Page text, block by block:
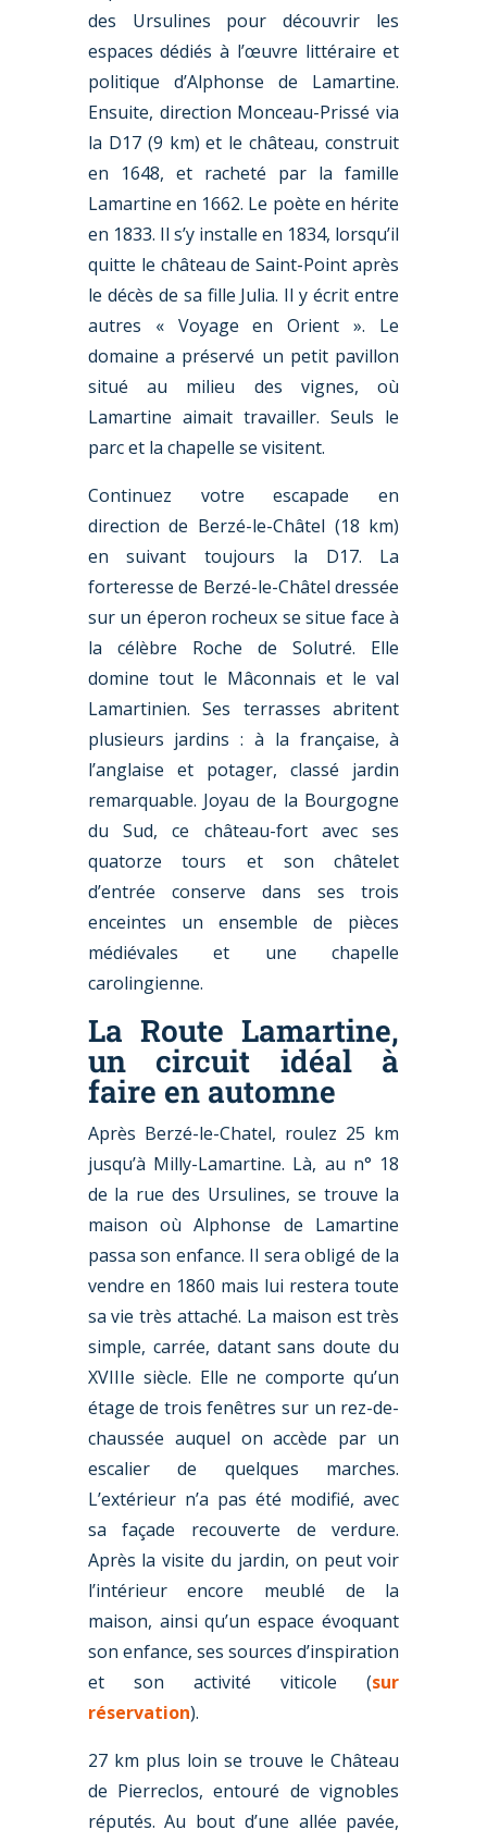
des Ursulines pour découvrir les
espaces dédiés à l’œuvre littéraire et
politique d’Alphonse de Lamartine.
Ensuite, direction Monceau-Prissé via
la D17 (9 km) et le château, construit
en 1648, et racheté par la famille
Lamartine en 1662. Le poète en hérite
en 1833. Il s’y installe en 1834, lorsqu’il
quitte le château de Saint-Point après
le décès de sa fille Julia. Il y écrit entre
autres « Voyage en Orient ». Le
domaine a préservé un petit pavillon
situé au milieu des vignes, où
Lamartine aimait travailler. Seuls le
parc et la chapelle se visitent.
Continuez votre escapade en
direction de Berzé-le-Châtel (18 km)
en suivant toujours la D17. La
forteresse de Berzé-le-Châtel dressée
sur un éperon rocheux se situe face à
la célèbre Roche de Solutré. Elle
domine tout le Mâconnais et le val
Lamartinien. Ses terrasses abritent
plusieurs jardins : à la française, à
l’anglaise et potager, classé jardin
remarquable. Joyau de la Bourgogne
du Sud, ce château-fort avec ses
quatorze tours et son châtelet
d’entrée conserve dans ses trois
enceintes un ensemble de pièces
médiévales et une chapelle
carolingienne.
La Route Lamartine,
un circuit idéal à
faire en automne
Après Berzé-le-Chatel, roulez 25 km
jusqu’à Milly-Lamartine. Là, au n° 18
de la rue des Ursulines, se trouve la
maison où Alphonse de Lamartine
passa son enfance. Il sera obligé de la
vendre en 1860 mais lui restera toute
sa vie très attaché. La maison est très
simple, carrée, datant sans doute du
XVIIIe siècle. Elle ne comporte qu’un
étage de trois fenêtres sur un rez-de-
chaussée auquel on accède par un
escalier de quelques marches.
L’extérieur n’a pas été modifié, avec
sa façade recouverte de verdure.
Après la visite du jardin, on peut voir
l’intérieur encore meublé de la
maison, ainsi qu’un espace évoquant
son enfance, ses sources d’inspiration
et son activité viticole (sur
réservation).
27 km plus loin se trouve le Château
de Pierreclos, entouré de vignobles
réputés. Au bout d’une allée pavée,